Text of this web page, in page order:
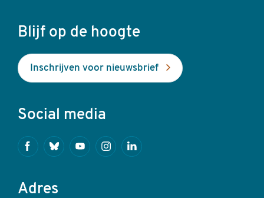
Blijf op de hoogte
Inschrijven voor nieuwsbrief
Social media
FacebookBlueskyYoutubeInstagramLinkedin
Adres